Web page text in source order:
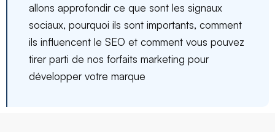
allons approfondir ce que sont les signaux
sociaux, pourquoi ils sont importants, comment
ils influencent le SEO et comment vous pouvez
tirer parti de nos forfaits marketing pour
développer votre marque